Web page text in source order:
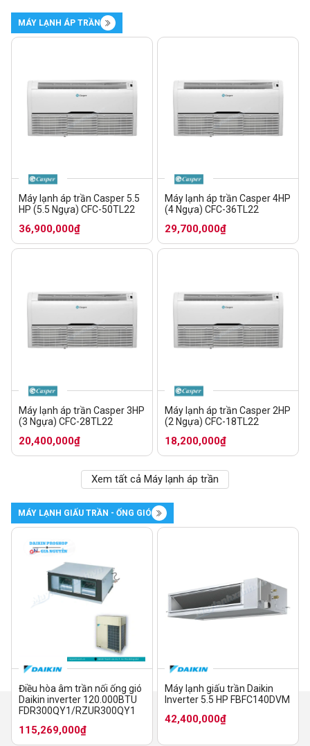
MÁY LẠNH ÁP TRẦN
Máy lạnh áp trần Casper 5.5
HP (5.5 Ngựa) CFC-50TL22
36,900,000₫
Máy lạnh áp trần Casper 4HP
(4 Ngựa) CFC-36TL22
29,700,000₫
Máy lạnh áp trần Casper 3HP
(3 Ngựa) CFC-28TL22
20,400,000₫
Máy lạnh áp trần Casper 2HP
(2 Ngựa) CFC-18TL22
18,200,000₫
Xem tất cả Máy lạnh áp trần
MÁY LẠNH GIẤU TRẦN - ỐNG GIÓ
Điều hòa âm trần nối ống gió
Daikin inverter 120.000BTU
FDR300QY1/RZUR300QY1
115,269,000₫
Máy lạnh giấu trần Daikin
Inverter 5.5 HP FBFC140DVM
42,400,000₫